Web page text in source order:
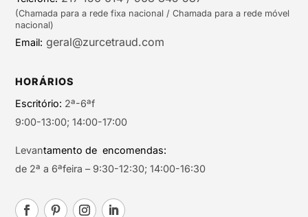
(Chamada para a rede fixa nacional / Chamada para a rede móvel
nacional)
Email: geral@zurcetraud.com
HORÁRIOS
Escritório: 2ª-6ªf
9:00-13:00; 14:00-17:00
Levantamento de encomendas:
de 2ª a 6ªfeira – 9:30-12:30; 14:00-16:30